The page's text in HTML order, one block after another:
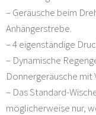
– Geräusche beim
Anhängerstrebe.
– 4 eigenständige
– Dynamische
Donnergeräusche mit
– Das Standard-
möglicherweise nur,